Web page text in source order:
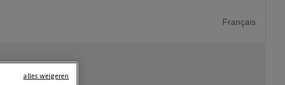
Français
alles weigeren